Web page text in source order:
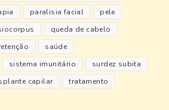
paralisia facial
pele
queda de cabelo
saúde
sistema imunitário
surdez subita
capilar
tratamento